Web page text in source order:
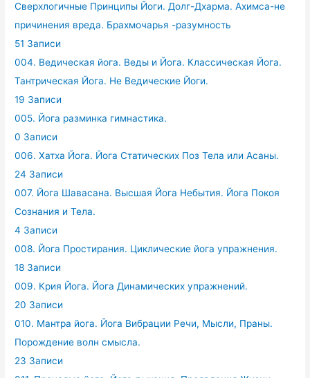
Сверхлогичные Принципы Йоги. Долг-Дхарма. Ахимса-не
причинения вреда. Брахмочарья -разумность
51 Записи
004. Ведическая йога. Веды и Йога. Классическая Йога.
Тантрическая Йога. Не Ведические Йоги.
19 Записи
005. Йога разминка гимнастика.
0 Записи
006. Хатха Йога. Йога Статических Поз Тела или Асаны.
24 Записи
007. Йога Шавасана. Высшая Йога Небытия. Йога Покоя
Сознания и Тела.
4 Записи
008. Йога Простирания. Циклические йога упражнения.
18 Записи
009. Крия Йога. Йога Динамических упражнений.
20 Записи
010. Мантра йога. Йога Вибрации Речи, Мысли, Праны.
Порождение волн смысла.
23 Записи